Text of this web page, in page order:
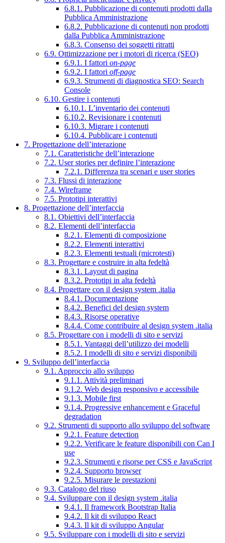
6.8.1. Pubblicazione di contenuti prodotti dalla
Pubblica Amministrazione
6.8.2. Pubblicazione di contenuti non prodotti
dalla Pubblica Amministrazione
6.8.3. Consenso dei soggetti ritratti
6.9. Ottimizzazione per i motori di ricerca (SEO)
6.9.1. I fattori on-page
6.9.2. I fattori off-page
6.9.3. Strumenti di diagnostica SEO: Search
Console
6.10. Gestire i contenuti
6.10.1. L’inventario dei contenuti
6.10.2. Revisionare i contenuti
6.10.3. Migrare i contenuti
6.10.4. Pubblicare i contenuti
7. Progettazione dell’interazione
7.1. Caratteristiche dell’interazione
7.2. User stories per definire l’interazione
7.2.1. Differenza tra scenari e user stories
7.3. Flussi di interazione
7.4. Wireframe
7.5. Prototipi interattivi
8. Progettazione dell’interfaccia
8.1. Obiettivi dell’interfaccia
8.2. Elementi dell’interfaccia
8.2.1. Elementi di composizione
8.2.2. Elementi interattivi
8.2.3. Elementi testuali (microtesti)
8.3. Progettare e costruire in alta fedeltà
8.3.1. Layout di pagina
8.3.2. Prototipi in alta fedeltà
8.4. Progettare con il design system .italia
8.4.1. Documentazione
8.4.2. Benefici del design system
8.4.3. Risorse operative
8.4.4. Come contribuire al design system .italia
8.5. Progettare con i modelli di sito e servizi
8.5.1. Vantaggi dell’utilizzo dei modelli
8.5.2. I modelli di sito e servizi disponibili
9. Sviluppo dell’interfaccia
9.1. Approccio allo sviluppo
9.1.1. Attività preliminari
9.1.2. Web design responsivo e accessibile
9.1.3. Mobile first
9.1.4. Progressive enhancement e Graceful
degradation
9.2. Strumenti di supporto allo sviluppo del software
9.2.1. Feature detection
9.2.2. Verificare le feature disponibili con Can I
use
9.2.3. Strumenti e risorse per CSS e JavaScript
9.2.4. Supporto browser
9.2.5. Misurare le prestazioni
9.3. Catalogo del riuso
9.4. Sviluppare con il design system .italia
9.4.1. Il framework Bootstrap Italia
9.4.2. Il kit di sviluppo React
9.4.3. Il kit di sviluppo Angular
9.5. Sviluppare con i modelli di sito e servizi